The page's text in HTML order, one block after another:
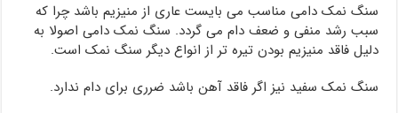
سنگ نمک دامی مناسب می بایست عاری از منیزیم باشد چرا که
سبب رشد منفی و ضعف دام می گردد. سنگ نمک دامی اصولا به
دلیل فاقد منیزیم بودن تیره تر از انواع دیگر سنگ نمک است.
سنگ نمک سفید نیز اگر فاقد آهن باشد ضرری برای دام ندارد.